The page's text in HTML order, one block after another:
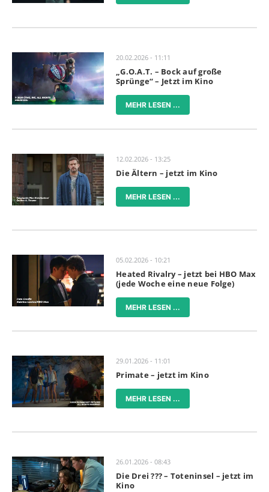
20.02.2026 - 11:11
„G.O.A.T. – Bock auf große
Sprünge“ – Jetzt im Kino
MEHR LESEN ...
12.02.2026 - 13:25
Die Ältern – jetzt im Kino
MEHR LESEN ...
05.02.2026 - 10:21
Heated Rivalry – jetzt bei HBO Max
(jede Woche eine neue Folge)
MEHR LESEN ...
29.01.2026 - 11:01
Primate – jetzt im Kino
MEHR LESEN ...
26.01.2026 - 08:43
Die Drei ??? – Toteninsel – jetzt im
Kino